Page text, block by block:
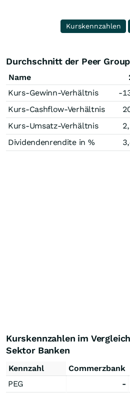
Kurskennzahlen
Durchschnitt der Peer Group
Name
Kurs-Gewinn-Verhältnis
-
Kurs-Cashflow-Verhältnis
Kurs-Umsatz-Verhältnis
Dividendenrendite in %
Kurskennzahlen im
Sektor Banken
Kennzahl Commerzbank
PEG
-